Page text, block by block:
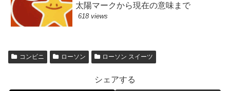
太陽マークから現在の意味まで
618 views
コンビニ ローソン ローソン スイーツ
シェアする